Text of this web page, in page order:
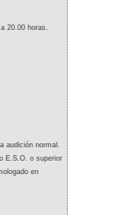
20.00 horas.
audición normal.
E.S.O. o superior
en